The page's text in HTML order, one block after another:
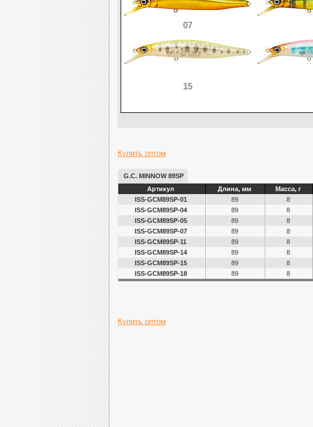
07
15
Купить оптом
G.C. MINNOW 89SP
Артикул
Длина, мм Масса, г
ISS-GCM89SP-01
89 8
ISS-GCM89SP-04
89 8
ISS-GCM89SP-05
89 8
ISS-GCM89SP-07
89 8
ISS-GCM89SP-11
89 8
ISS-GCM89SP-14
89 8
ISS-GCM89SP-15
89 8
ISS-GCM89SP-18
89 8
Купить оптом